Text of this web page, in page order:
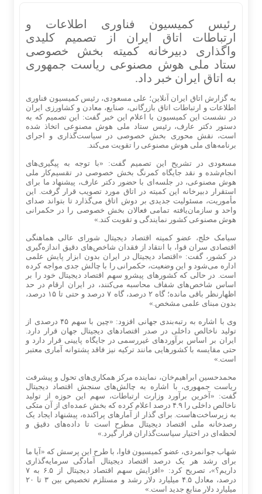
رئیس کمیسیون فناوری اطلاعات و
ارتباطات اتاق ایران از تصمیم کلیدی
واگذاری دبیرخانه کمیته بخش خصوصی
ستاد ملی هوش مصنوعی ریاست جمهوری
به اتاق ایران خبر داد.
به گزارش اتاق ایران آنلاین؛ علی مسعودی، رئیس کمیسیون فناوری
اطلاعات و ارتباطات اتاق بازرگانی، صنایع، معادن و کشاورزی ایران
در نشست این کمیسیون با اعلام این خبر گفت: این تصمیم که به
دستور دکتر عارف، رئیس ستاد ملی هوش مصنوعی اتخاذ شده
است، نقش محوری بخش خصوصی در سیاست‌گذاری و اجرای
برنامه‌های ملی هوش مصنوعی را تقویت می‌کند.
مسعودی در تشریح این تصمیم گفت: «با توجه به پیگیری‌های
انجام‌شده و نقد جایگاه کمرنگ بخش خصوصی در تقسیم‌کار ملی
هوش مصنوعی، در جلسه‌ای با حضور دکتر عارف، پیشنهاد ما برای
استقرار دبیرخانه این کمیته در اتاق مورد تصویب قرار گرفت. این
مأموریت، مسئولیت جدیدی بر دوش اتاق می‌گذارد تا بتواند صدای
واحد و سازمان‌یافته تمامی فعالان بخش خصوصی را در حکمرانی
هوش مصنوعی کشور نمایندگی و تقویت کند.»
سیامک خلج، عضو کمیته اقتصاد دیجیتال شورای عالی هماهنگی
اقتصادی سران قوا، با انتقاد از فقدان شاخص‌های دقیق اندازه‌گیری
در کشور، گفت: «اقتصاد دیجیتال در ایران بدون ابزار پایش علمی
اداره می‌شود و این وضعیت، حکمرانی را با چالش جدی مواجه کرده
است. در حالی که کشورهای پیشرو سهم اقتصاد دیجیتال خود را بر
اساس شاخص‌های شفاف محاسبه می‌کنند، در ایران ارقام در حد
اظهارنظر باقی مانده؛ گاه ۲ درصد، گاه ۷ درصد و حتی تا ۱۵ درصد،
بدون مبنای علمی مشخص.»
وی با اشاره به رتبه‌بندی جهانی افزود: «چین با سهم ۴۵ درصدی از
تولید ناخالص داخلی در صدر اقتصادهای دیجیتال جهان قرار دارد.
ایران بر اساس برآوردهای غیررسمی در جایگاه پایینی قرار دارد و
حتی مقایسه با کشورهایی مانند ترکیه نیز فاقد پشتوانه آماری معتبر
است.»
محمدحسین ابراهیم‌خان، نماینده مرکز همکاری‌های تحول و پیشرفت
ریاست جمهوری، با اشاره به چالش‌های سنجش اقتصاد دیجیتال
گفت: «آخرین برآورد وزارت ارتباطات، سهم این حوزه از تولید
ناخالص داخلی را ۴.۹ درصد اعلام کرده که بخش عمده‌ای از آن متکی
به زیرساخت‌هاست. برای گذار از آمارهای پراکنده، پیشنهاد ایجاد یک
رصدخانه ملی اقتصاد دیجیتال مطرح است تا داده‌های دقیق و
لحظه‌ای در اختیار سیاست‌گذاران قرار گیرد.»
شهاب جوانمردی، عضو کمیسیون فاوا، با طرح این پرسش که «آیا ما
برای رشد هر یک درصد اقتصاد دیجیتال آمادگی سرمایه‌گذاری
داریم؟»، تصریح کرد: «افزایش سهم اقتصاد دیجیتال از ۶.۵ به ۷
درصد، معادل ۴.۵ میلیارد دلار رشد و مستلزم تخصیص بین ۳ تا ۲۰
میلیارد دلار منابع جدید است.»